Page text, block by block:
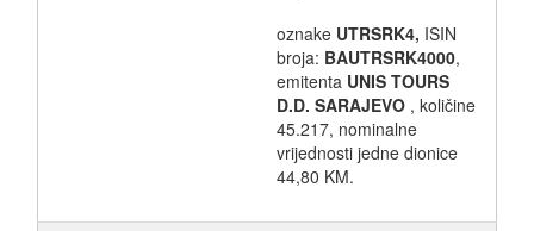
oznake UTRSRK4, ISIN
broja: BAUTRSRK4000,
emitenta UNIS TOURS
D.D. SARAJEVO , količine
45.217, nominalne
vrijednosti jedne dionice
44,80 KM.